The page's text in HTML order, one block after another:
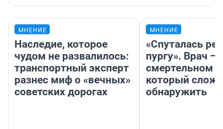
МНЕНИЕ
Наследие, которое
чудом не развалилось:
транспортный эксперт
разнес миф о «вечных»
советских дорогах
МНЕНИЕ
«Спуталась
пургу». Врач —
смертельном
который
обнаружить